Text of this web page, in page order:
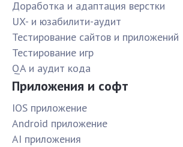
Доработка и адаптация верстки
UX- и юзабилити-аудит
Тестирование сайтов и приложений
Тестирование игр
QA и аудит кода
Приложения и софт
IOS приложение
Android приложение
AI приложения